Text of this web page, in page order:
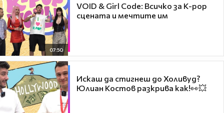
07:50
VOID & Girl Code: Всичко за K-pop
сцената и мечтите им
Искаш да стигнеш до Холивуд?
Юлиан Костов разкрива как!👀💥